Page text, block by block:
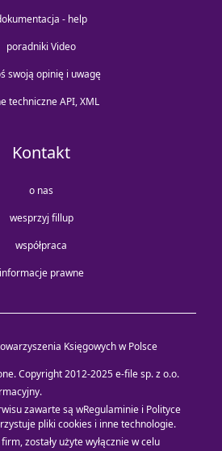
- help
poradniki Video
swoją opinię i uwagę
techniczne API, XML
Kontakt
o nas
wesprzyj fillup
współpraca
informacje prawne
Księgowych w Polsce
Copyright 2012-2025e-file sp. z o.o.
zawarte są wRegulaminie i Polityce
pliki cookies i inne technologie.
zostały użyte wyłącznie w celu